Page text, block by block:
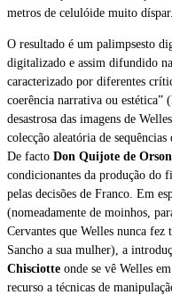
metros de celulóide muito díspar.
O resultado é um palimpsesto
digitalizado e assim difundido
caracterizado por diferentes
coerência narrativa ou estética”
desastrosa das imagens de
colecção aleatória de
De facto Don Quijote de
condicionantes da produção do
pelas decisões de Franco. Em
(nomeadamente de moinhos,
Cervantes que Welles nunca
Sancho a sua mulher), a
Chisciotte onde se vê Welles
recurso a técnicas de